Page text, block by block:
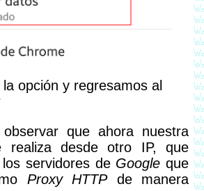
opción y regresamos al
realiza desde otro IP, que
servidores de Google que
Proxy HTTPde manera